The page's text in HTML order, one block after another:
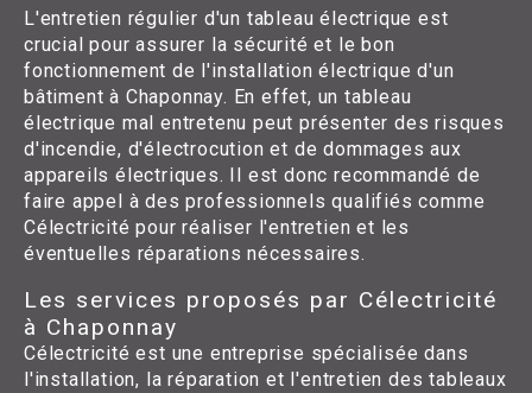
L'entretien régulier d'un tableau électrique est
crucial pour assurer la sécurité et le bon
fonctionnement de l'installation électrique d'un
bâtiment à Chaponnay. En effet, un tableau
électrique mal entretenu peut présenter des risques
d'incendie, d'électrocution et de dommages aux
appareils électriques. Il est donc recommandé de
faire appel à des professionnels qualifiés comme
Célectricité pour réaliser l'entretien et les
éventuelles réparations nécessaires.
Les services proposés par Célectricité
à Chaponnay
Célectricité est une entreprise spécialisée dans
l'installation, la réparation et l'entretien des tableaux